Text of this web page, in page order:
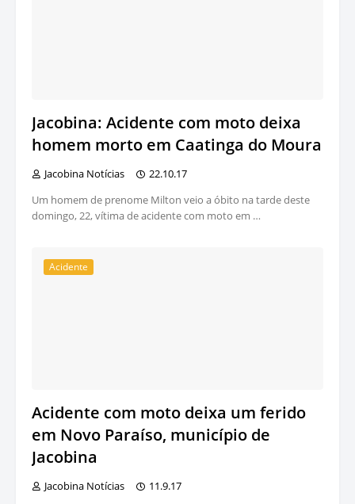
Jacobina: Acidente com moto deixa
homem morto em Caatinga do Moura
Jacobina Notícias
22.10.17
Um homem de prenome Milton veio a óbito na tarde deste
domingo, 22, vítima de acidente com moto em …
Acidente
Acidente com moto deixa um ferido
em Novo Paraíso, município de
Jacobina
Jacobina Notícias
11.9.17